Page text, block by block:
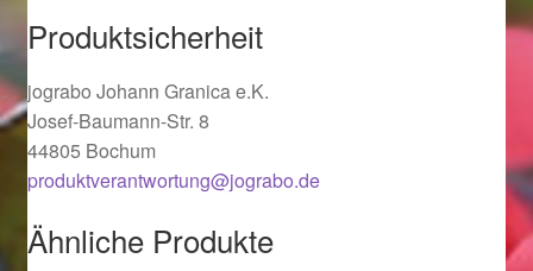
Ostergeschenke finden für Ostern 2019
Ostergeschenke finden für Ostern 2020
Ostergeschenke finden für Ostern 2021
Ostergeschenke finden für Ostern 2022
Produktsicherheit
jograbo Johann Granica e.K.
Josef-Baumann-Str. 8
44805 Bochum
produktverantwortung@jograbo.de
Ähnliche Produkte